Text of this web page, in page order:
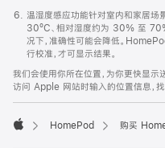
温湿度感应功能针对室内和家居场
30ºC、相对湿度约为 30% 至
况下，准确性可能会降低。
行校准，才可显示结果。
我们会使用你所在位置，为你更快显示
访问 Apple 网站时输入的位置信息，找
HomePod 购买